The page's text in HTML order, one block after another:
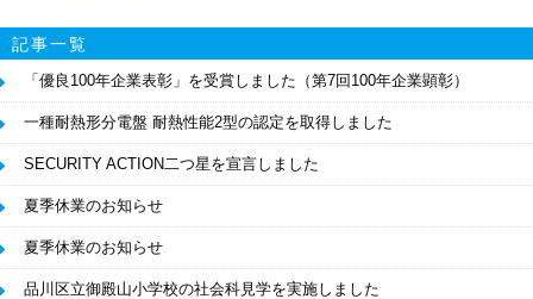
記事一覧
「優良100年企業表彰」を受賞しました（第7回100年企業顕彰）
一種耐熱形分電盤 耐熱性能2型の認定を取得しました
SECURITY ACTION二つ星を宣言しました
夏季休業のお知らせ
夏季休業のお知らせ
品川区立御殿山小学校の社会科見学を実施しました